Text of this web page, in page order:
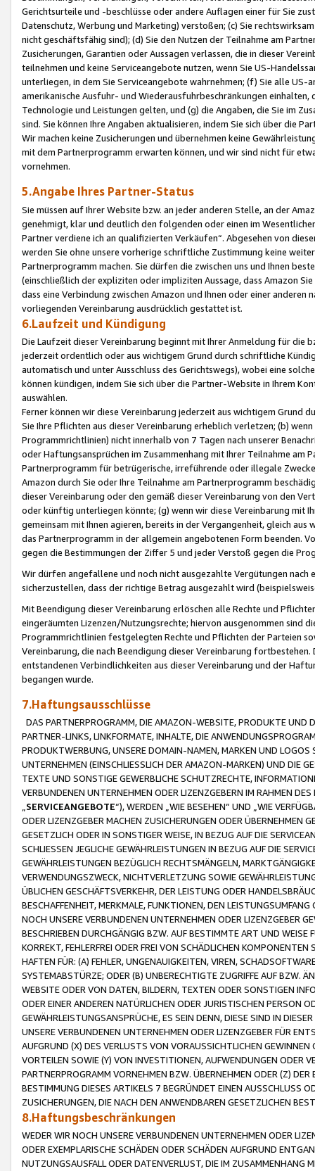
Gerichtsurteile und -beschlüsse oder andere Auflagen einer für Sie
Datenschutz, Werbung und Marketing) verstoßen; (c) Sie
nicht geschäftsfähig sind); (d) Sie den Nutzen der Teilnahme am
Zusicherungen, Garantien oder Aussagen verlassen, die in dieser
teilnehmen und keine Serviceangebote nutzen, wenn Sie US-
unterliegen, in dem Sie Serviceangebote wahrnehmen; (f) Sie alle
amerikanische Ausfuhr- und Wiederausfuhrbeschränkungen
Technologie und Leistungen gelten, und (g) die Angaben, die Sie im
sind. Sie können Ihre Angaben aktualisieren, indem Sie sich über die
Wir machen keine Zusicherungen und übernehmen keine
mit dem Partnerprogramm erwarten können, und wir sind nicht für
vornehmen.
5.Angabe Ihres Partner-Status
Sie müssen auf Ihrer Website bzw. an jeder anderen Stelle, an der
genehmigt, klar und deutlich den folgenden oder einen im
Partner verdiene ich an qualifizierten Verkäufen“. Abgesehen von
werden Sie ohne unsere vorherige schriftliche Zustimmung keine
Partnerprogramm machen. Sie dürfen die zwischen uns und Ihnen
(einschließlich der expliziten oder impliziten Aussage, dass Amazon
dass eine Verbindung zwischen Amazon und Ihnen oder einer
vorliegenden Vereinbarung ausdrücklich gestattet ist.
6.Laufzeit und Kündigung
Die Laufzeit dieser Vereinbarung beginnt mit Ihrer Anmeldung für die
jederzeit ordentlich oder aus wichtigem Grund durch schriftliche
automatisch und unter Ausschluss des Gerichtswegs), wobei eine
können kündigen, indem Sie sich über die Partner-Website in Ihrem
auswählen.
Ferner können wir diese Vereinbarung jederzeit aus wichtigem Grund
Sie Ihre Pflichten aus dieser Vereinbarung erheblich verletzen; (b)
Programmrichtlinien) nicht innerhalb von 7 Tagen nach unserer
oder Haftungsansprüchen im Zusammenhang mit Ihrer Teilnahme am
Partnerprogramm für betrügerische, irreführende oder illegale
Amazon durch Sie oder Ihre Teilnahme am Partnerprogramm
dieser Vereinbarung oder den gemäß dieser Vereinbarung von den
oder künftig unterliegen könnte; (g) wenn wir diese Vereinbarung mit
gemeinsam mit Ihnen agieren, bereits in der Vergangenheit, gleich
das Partnerprogramm in der allgemein angebotenen Form beenden.
gegen die Bestimmungen der Ziffer 5 und jeder Verstoß gegen die
Wir dürfen angefallene und noch nicht ausgezahlte Vergütungen
sicherzustellen, dass der richtige Betrag ausgezahlt wird
Mit Beendigung dieser Vereinbarung erlöschen alle Rechte und
eingeräumten Lizenzen/Nutzungsrechte; hiervon ausgenommen sind
Programmrichtlinien festgelegten Rechte und Pflichten der Parteien
Vereinbarung, die nach Beendigung dieser Vereinbarung
entstandenen Verbindlichkeiten aus dieser Vereinbarung und der
begangen wurde.
7.Haftungsausschlüsse
DAS PARTNERPROGRAMM, DIE AMAZON-WEBSITE, PRODUKTE UND
PARTNER-LINKS, LINKFORMATE, INHALTE, DIE
PRODUKTWERBUNG, UNSERE DOMAIN-NAMEN, MARKEN UND
UNTERNEHMEN (EINSCHLIESSLICH DER AMAZON-MARKEN) UND DIE
TEXTE UND SONSTIGE GEWERBLICHE SCHUTZRECHTE,
VERBUNDENEN UNTERNEHMEN ODER LIZENZGEBERN IM RAHMEN
SERVICEANGEBOTE“), WERDEN „WIE BESEHEN“ UND „WIE
ODER LIZENZGEBER MACHEN ZUSICHERUNGEN ODER ÜBERNEHMEN
GESETZLICH ODER IN SONSTIGER WEISE, IN BEZUG AUF DIE
SCHLIESSEN JEGLICHE GEWÄHRLEISTUNGEN IN BEZUG AUF DIE
GEWÄHRLEISTUNGEN BEZÜGLICH RECHTSMÄNGELN,
VERWENDUNGSZWECK, NICHTVERLETZUNG SOWIE
ÜBLICHEN GESCHÄFTSVERKEHR, DER LEISTUNG ODER
BESCHAFFENHEIT, MERKMALE, FUNKTIONEN, DEN
NOCH UNSERE VERBUNDENEN UNTERNEHMEN ODER LIZENZGEBER
BESCHRIEBEN DURCHGÄNGIG BZW. AUF BESTIMMTE ART UND
KORREKT, FEHLERFREI ODER FREI VON SCHÄDLICHEN
HAFTEN FÜR: (A) FEHLER, UNGENAUIGKEITEN, VIREN,
SYSTEMABSTÜRZE; ODER (B) UNBERECHTIGTE ZUGRIFFE AUF BZW.
WEBSITE ODER VON DATEN, BILDERN, TEXTEN ODER SONSTIGEN
ODER EINER ANDEREN NATÜRLICHEN ODER JURISTISCHEN PERSON
GEWÄHRLEISTUNGSANSPRÜCHE, ES SEIN DENN, DIESE SIND IN
UNSERE VERBUNDENEN UNTERNEHMEN ODER LIZENZGEBER FÜR
AUFGRUND (X) DES VERLUSTS VON VORAUSSICHTLICHEN
VORTEILEN SOWIE (Y) VON INVESTITIONEN, AUFWENDUNGEN ODER
PARTNERPROGRAMM VORNEHMEN BZW. ÜBERNEHMEN ODER (Z)
BESTIMMUNG DIESES ARTIKELS 7 BEGRÜNDET EINEN AUSSCHLUSS
ZUSICHERUNGEN, DIE NACH DEN ANWENDBAREN GESETZLICHEN
8.Haftungsbeschränkungen
WEDER WIR NOCH UNSERE VERBUNDENEN UNTERNEHMEN ODER
ODER EXEMPLARISCHE SCHÄDEN ODER SCHÄDEN AUFGRUND
NUTZUNGSAUSFALL ODER DATENVERLUST, DIE IM ZUSAMMENHANG